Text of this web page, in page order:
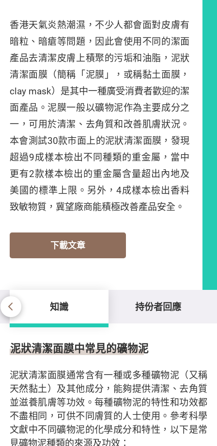
香港天氣炎熱潮濕，不少人都會面對皮膚有
暗粒、暗瘡等問題，因此會使用不同的潔面
產品去清潔皮膚上積聚的污垢和油脂，泥狀
清潔面膜（簡稱「泥膜」，或稱黏土面膜，
clay mask）是其中一種廣受消費者歡迎的潔
面產品。泥膜一般以礦物泥作為主要成分之
一，可用於清潔、去角質和改善肌膚狀況。
本會測試30款市面上的泥狀清潔面膜，發現
超過9成樣本檢出不同種類的重金屬，當中
更有2款樣本檢出的重金屬含量超出內地及
美國的標準上限。另外，4成樣本檢出香料
致敏物質，冀望廠商能積極改善產品安全。
下載文章
知識 持份者回應
知識
泥狀清潔面膜中常見的礦物泥
泥狀清潔面膜通常含有一種或多種礦物泥（又稱
天然黏土）及其他成分，能夠提供清潔、去角質
並滋養肌膚等功效。每種礦物泥的特性和功效都
不盡相同，可供不同膚質的人士使用。參考科學
文獻中不同礦物泥的化學成分和特性，以下是常
見礦物泥種類的來源及功效：